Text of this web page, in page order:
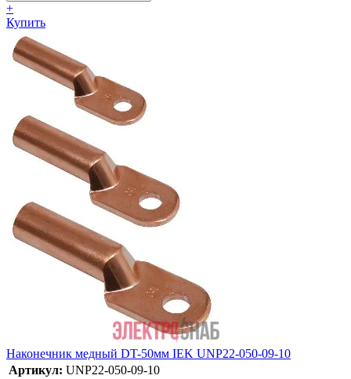
+
Купить
Наконечник медный DT-50мм IEK UNP22-050-09-10
Артикул: UNP22-050-09-10